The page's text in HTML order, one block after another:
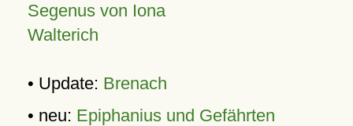
Segenus von Iona
Walterich
• Update: Brenach
• neu: Epiphanius und Gefährten